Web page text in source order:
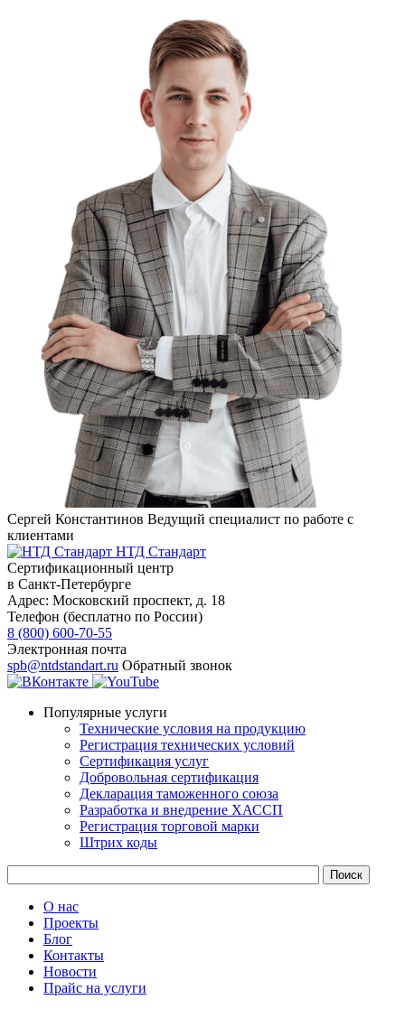
Сергей Константинов Ведущий специалист по работе с
клиентами
НТД Стандарт
Сертификационный центр
в Санкт-Петербурге
Адрес: Московский проспект, д. 18
Телефон (бесплатно по России)
8 (800) 600-70-55
Электронная почта
spb@ntdstandart.ru Обратный звонок
Популярные услуги
Технические условия на продукцию
Регистрация технических условий
Сертификация услуг
Добровольная сертификация
Декларация таможенного союза
Разработка и внедрение ХАССП
Регистрация торговой марки
Штрих коды
О нас
Проекты
Блог
Контакты
Новости
Прайс на услуги